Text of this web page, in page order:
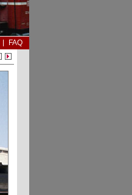
FAQ